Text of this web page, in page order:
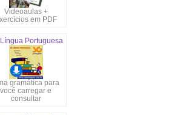
Videoaulas +
em PDF
Portuguesa
gramática para
você carregar e
consultar